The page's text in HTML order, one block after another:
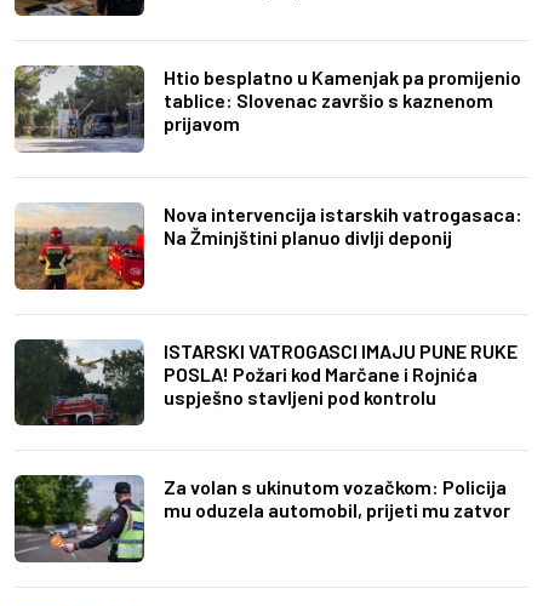
Htio besplatno u Kamenjak pa promijenio
tablice: Slovenac završio s kaznenom
prijavom
Nova intervencija istarskih vatrogasaca:
Na Žminjštini planuo divlji deponij
ISTARSKI VATROGASCI IMAJU PUNE RUKE
POSLA! Požari kod Marčane i Rojnića
uspješno stavljeni pod kontrolu
Za volan s ukinutom vozačkom: Policija
mu oduzela automobil, prijeti mu zatvor